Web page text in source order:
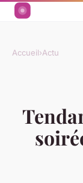
Accueil›Actu